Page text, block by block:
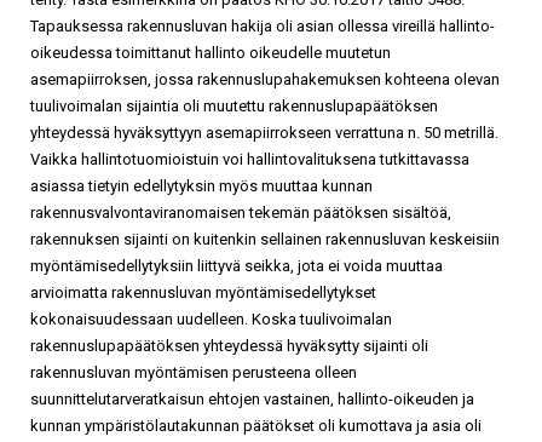
Tapauksessa rakennusluvan hakija oli asian ollessa vireillä hallinto-
oikeudessa toimittanut hallinto oikeudelle muutetun
asemapiirroksen, jossa rakennuslupahakemuksen kohteena olevan
tuulivoimalan sijaintia oli muutettu rakennuslupapäätöksen
yhteydessä hyväksyttyyn asemapiirrokseen verrattuna n. 50 metrillä.
Vaikka hallintotuomioistuin voi hallintovalituksena tutkittavassa
asiassa tietyin edellytyksin myös muuttaa kunnan
rakennusvalvontaviranomaisen tekemän päätöksen sisältöä,
rakennuksen sijainti on kuitenkin sellainen rakennusluvan keskeisiin
myöntämisedellytyksiin liittyvä seikka, jota ei voida muuttaa
arvioimatta rakennusluvan myöntämisedellytykset
kokonaisuudessaan uudelleen. Koska tuulivoimalan
rakennuslupapäätöksen yhteydessä hyväksytty sijainti oli
rakennusluvan myöntämisen perusteena olleen
suunnittelutarveratkaisun ehtojen vastainen, hallinto-oikeuden ja
kunnan ympäristölautakunnan päätökset oli kumottava ja asia oli